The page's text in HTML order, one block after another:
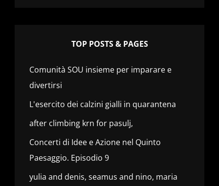
TOP POSTS & PAGES
Comunità SOU insieme per imparare e
divertirsi
L'esercito dei calzini gialli in quarantena
after climbing krn for pasulj,
Concerti di Idee e Azione nel Quinto
Paesaggio. Episodio 9
yulia and denis, seamus and nino, maria